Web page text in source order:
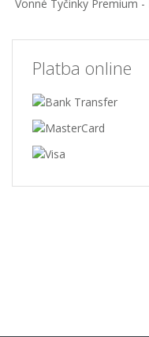
Vonné Tyčinky Premium
Platba online